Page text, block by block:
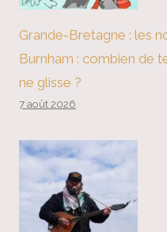
Grande-Bretagne : les
Burnham : combien de
ne glisse ?
7 août 2026